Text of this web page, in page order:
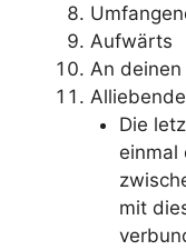
Aufwärts
An deinen
Die
einmal
mit